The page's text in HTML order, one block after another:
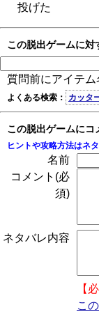
投げた
この脱出ゲームに対
質問前にアイテム
よくある検索： カッタ
この脱出ゲームにコ
ヒントや攻略方法はネ
名前
コメント(必
須)
ネタバレ内容
【
こ